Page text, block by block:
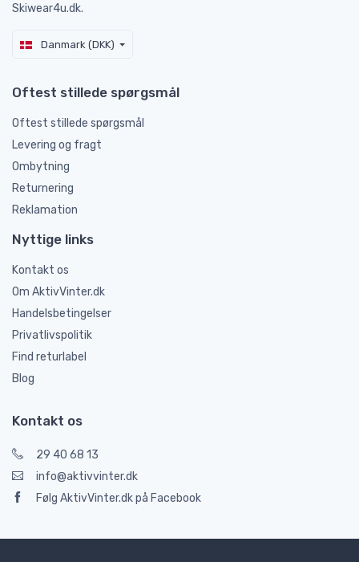
Skiwear4u.dk.
Danmark (DKK)
Oftest stillede spørgsmål
Oftest stillede spørgsmål
Levering og fragt
Ombytning
Returnering
Reklamation
Nyttige links
Kontakt os
Om AktivVinter.dk
Handelsbetingelser
Privatlivspolitik
Find returlabel
Blog
Kontakt os
29 40 68 13
info@aktivvinter.dk
Følg AktivVinter.dk på Facebook